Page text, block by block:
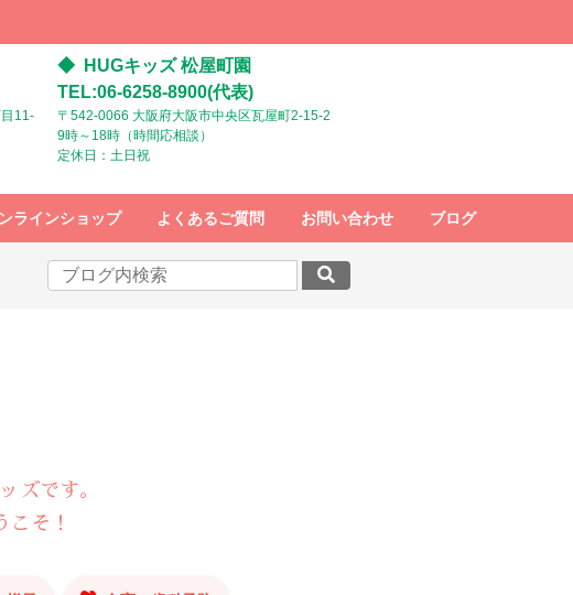
11-
HUGキッズ 松屋町園
TEL:06-6258-8900(代表)
〒542-0066 大阪府大阪市中央区瓦屋町2-15-2
9時～18時（時間応相談）
定休日：土日祝
ラインショップ よくあるご質問 お問い合わせ ブログ
ズです。
そ！